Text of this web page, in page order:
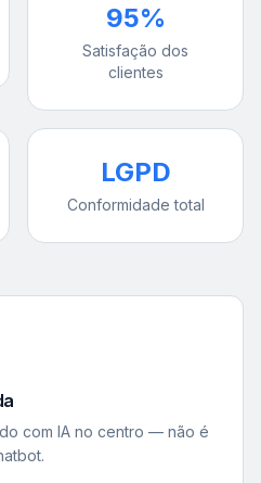
95%
Satisfação dos
clientes
LGPD
Conformidade total
com IA no centro — não é